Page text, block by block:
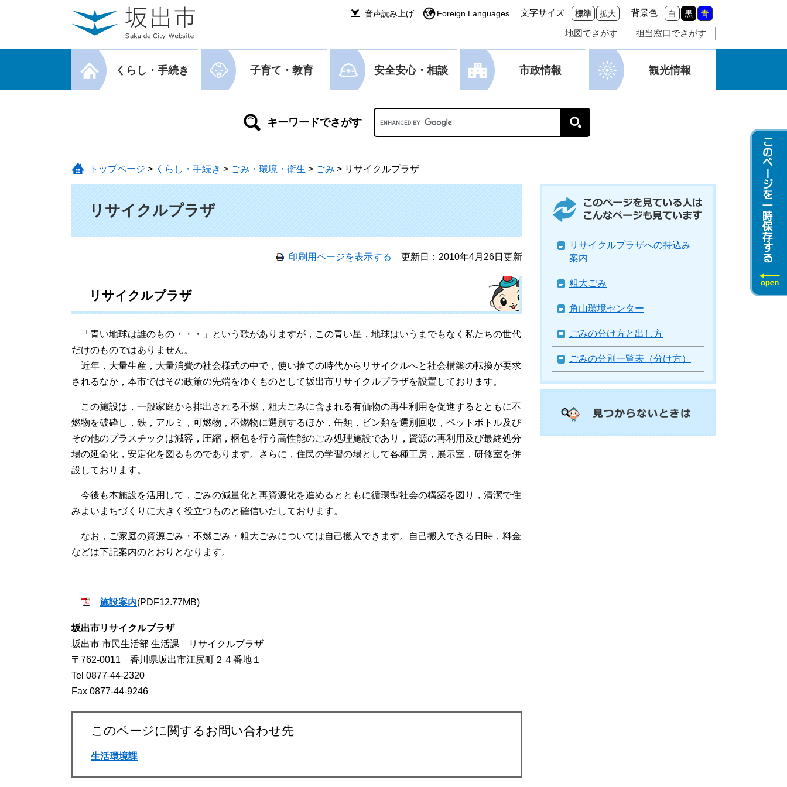
音声読み上げ Foreign Languages 文字サイズ 標準 拡大 背景色 白 黒 青
地図でさがす 担当窓口でさがす
メニューを閉じる
くらし・手続き 子育て・教育 安全安心・相談 市政情報 観光情報
Googleカスタム検索
トップページ > くらし・手続き > ごみ・環境・衛生 > ごみ > リサイクルプラザ
リサイクルプラザ
印刷用ページを表示する 更新日：2010年4月26日更新
リサイクルプラザ
「青い地球は誰のもの・・・」という歌がありますが，この青い星，地球はいうまでもなく私たちの世代
だけのものではありません。
近年，大量生産，大量消費の社会様式の中で，使い捨ての時代からリサイクルへと社会構築の転換が要求
されるなか，本市ではその政策の先端をゆくものとして坂出市リサイクルプラザを設置しております。
この施設は，一般家庭から排出される不燃，粗大ごみに含まれる有価物の再生利用を促進するとともに不
燃物を破砕し，鉄，アルミ，可燃物，不燃物に選別するほか，缶類，ビン類を選別回収，ペットボトル及び
その他のプラスチックは減容，圧縮，梱包を行う高性能のごみ処理施設であり，資源の再利用及び最終処分
場の延命化，安定化を図るものであります。さらに，住民の学習の場として各種工房，展示室，研修室を併
設しております。
今後も本施設を活用して，ごみの減量化と再資源化を進めるとともに循環型社会の構築を図り，清潔で住
みよいまちづくりに大きく役立つものと確信いたしております。
なお，ご家庭の資源ごみ・不燃ごみ・粗大ごみについては自己搬入できます。自己搬入できる日時，料金
などは下記案内のとおりとなります。
施設案内(PDF12.77MB)
坂出市リサイクルプラザ
坂出市 市民生活部 生活課 リサイクルプラザ
〒762-0011 香川県坂出市江尻町２４番地１
Tel 0877-44-2320
Fax 0877-44-9246
このページに関するお問い合わせ先
生活環境課
見ています
リサイクルプラザへの持込み
案内
粗大ごみ
角山環境センター
ごみの分け方と出し方
ごみの分別一覧表（分け方）